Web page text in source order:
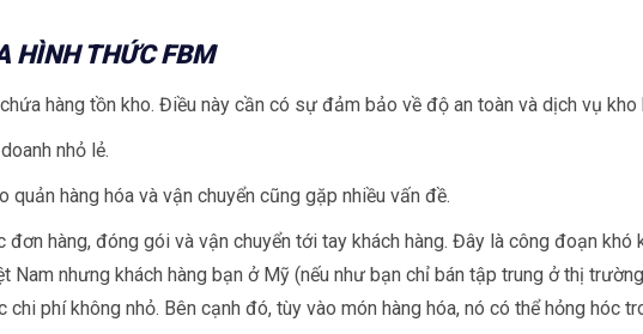
HÌNH THỨC FBM
hàng tồn kho. Điều này cần có sự đảm bảo về độ an toàn và dịch vụ kho
nhỏ lẻ.
hàng hóa và vận chuyển cũng gặp nhiều vấn đề.
hàng, đóng gói và vận chuyển tới tay khách hàng. Đây là công đoạn
Nam nhưng khách hàng bạn ở Mỹ (nếu như bạn chỉ bán tập trung ở thị
phí không nhỏ. Bên cạnh đó, tùy vào món hàng hóa, nó có thể hỏng hóc